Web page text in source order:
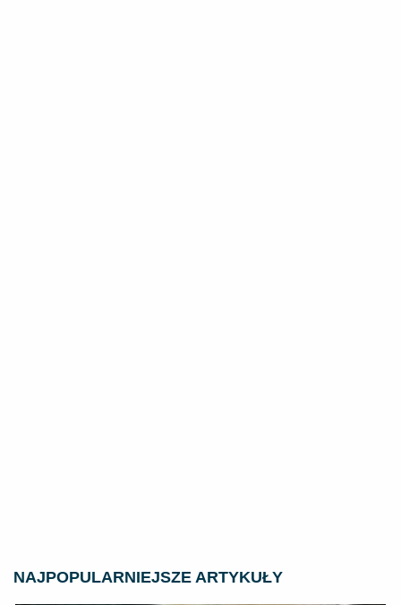
NAJPOPULARNIEJSZE ARTYKUŁY